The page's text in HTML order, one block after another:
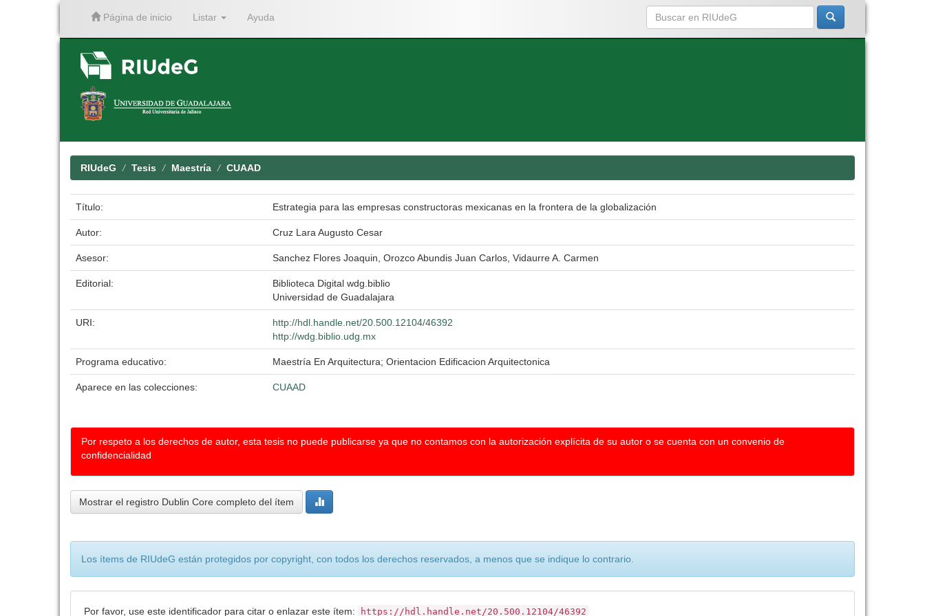
Página de inicio Listar Ayuda
RIUdeG Tesis Maestría CUAAD
Título: Estrategia para las empresas constructoras mexicanas en la frontera de la globalización
Autor: Cruz Lara Augusto Cesar
Asesor: Sanchez Flores Joaquin, Orozco Abundis Juan Carlos, Vidaurre A. Carmen
Editorial:
Biblioteca Digital wdg.biblio
Universidad de Guadalajara
URI:
http://hdl.handle.net/20.500.12104/46392
http://wdg.biblio.udg.mx
Programa educativo: Maestría En Arquitectura; Orientacion Edificacion Arquitectonica
Aparece en las colecciones: CUAAD
Por respeto a los derechos de autor, esta tesis no puede publicarse ya que no contamos con la autorización explícita de su autor o se cuenta con un convenio de
confidencialidad
Mostrar el registro Dublin Core completo del ítem
Los ítems de RIUdeG están protegidos por copyright, con todos los derechos reservados, a menos que se indique lo contrario.
Por favor, use este identificador para citar o enlazar este ítem: https://hdl.handle.net/20.500.12104/46392